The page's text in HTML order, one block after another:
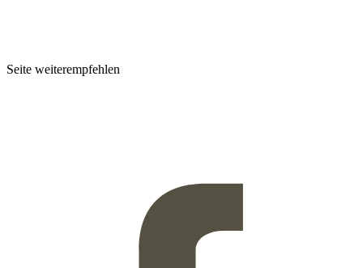
Seite weiterempfehlen